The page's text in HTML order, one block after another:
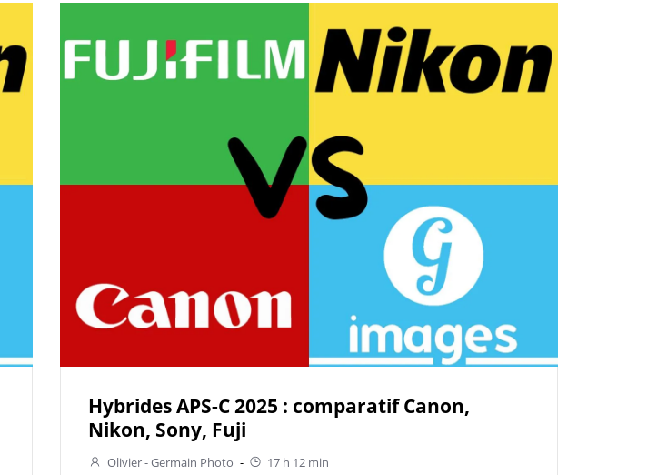
Hybrides APS-C 2025 : comparatif Canon,
Nikon, Sony, Fuji
Olivier - Germain Photo - 17 h 12 min